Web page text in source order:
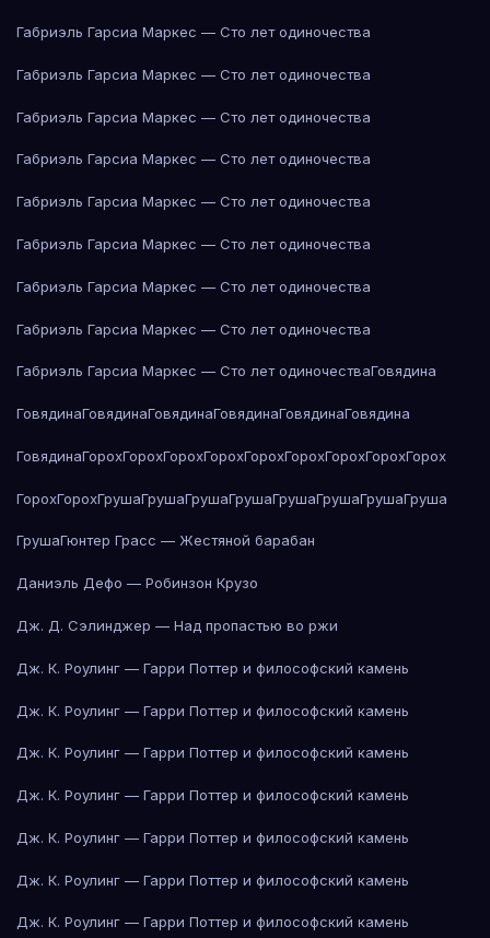
Габриэль Гарсиа Маркес — Сто лет одиночества
Габриэль Гарсиа Маркес — Сто лет одиночества
Габриэль Гарсиа Маркес — Сто лет одиночества
Габриэль Гарсиа Маркес — Сто лет одиночества
Габриэль Гарсиа Маркес — Сто лет одиночества
Габриэль Гарсиа Маркес — Сто лет одиночества
Габриэль Гарсиа Маркес — Сто лет одиночества
Габриэль Гарсиа Маркес — Сто лет одиночества
Габриэль Гарсиа Маркес — Сто лет одиночестваГовядина
ГовядинаГовядинаГовядинаГовядинаГовядинаГовядина
ГовядинаГорохГорохГорохГорохГорохГорохГорохГорохГорох
ГорохГорохГрушаГрушаГрушаГрушаГрушаГрушаГрушаГруша
ГрушаГюнтер Грасс — Жестяной барабан
Даниэль Дефо — Робинзон Крузо
Дж. Д. Сэлинджер — Над пропастью во ржи
Дж. К. Роулинг — Гарри Поттер и философский камень
Дж. К. Роулинг — Гарри Поттер и философский камень
Дж. К. Роулинг — Гарри Поттер и философский камень
Дж. К. Роулинг — Гарри Поттер и философский камень
Дж. К. Роулинг — Гарри Поттер и философский камень
Дж. К. Роулинг — Гарри Поттер и философский камень
Дж. К. Роулинг — Гарри Поттер и философский камень